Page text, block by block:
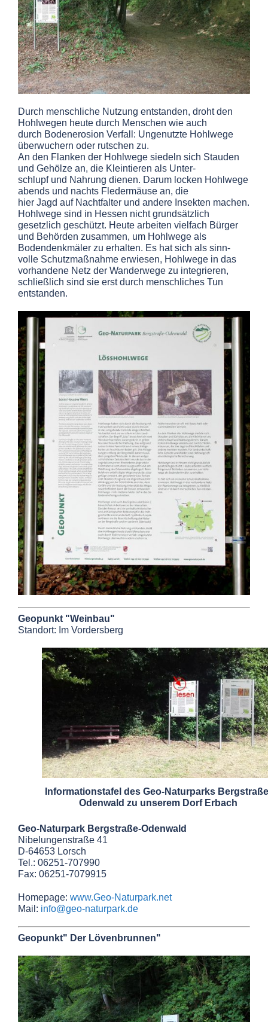
Durch menschliche Nutzung entstanden, droht den
Hohlwegen heute durch Menschen wie auch
durch Bodenerosion Verfall: Ungenutzte Hohlwege
überwuchern oder rutschen zu.
An den Flanken der Hohlwege siedeln sich Stauden
und Gehölze an, die Kleintieren als Unter-
schlupf und Nahrung dienen. Darum locken Hohlwege
abends und nachts Fledermäuse an, die
hier Jagd auf Nachtfalter und andere Insekten machen.
Hohlwege sind in Hessen nicht grundsätzlich
gesetzlich geschützt. Heute arbeiten vielfach Bürger
und Behörden zusammen, um Hohlwege als
Bodendenkmäler zu erhalten. Es hat sich als sinn-
volle Schutzmaßnahme erwiesen, Hohlwege in das
vorhandene Netz der Wanderwege zu integrieren,
schließlich sind sie erst durch menschliches Tun
entstanden.
Geopunkt "Weinbau"
Standort: Im Vordersberg
Informationstafel des Geo-Naturparks
Odenwald zu unserem Dorf Erbach
Geo-Naturpark Bergstraße-Odenwald
Nibelungenstraße 41
D-64653 Lorsch
Tel.: 06251-707990
Fax: 06251-7079915
Homepage: www.Geo-Naturpark.net
Mail: info@geo-naturpark.de
Geopunkt" Der Lövenbrunnen"